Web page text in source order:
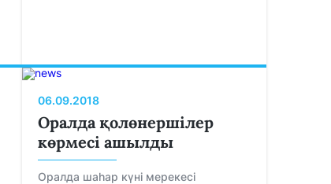
06.09.2018
Оралда қолөнершілер
көрмесі ашылды
Оралда шаһар күні мерекесі